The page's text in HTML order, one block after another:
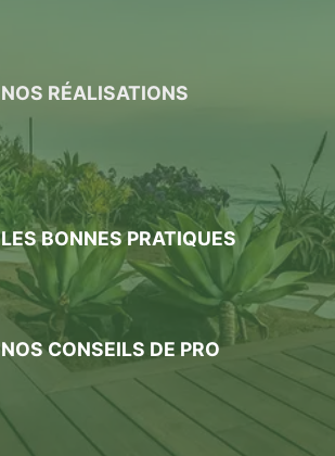
NOS RÉALISATIONS
LES BONNES PRATIQUES
NOS CONSEILS DE PRO